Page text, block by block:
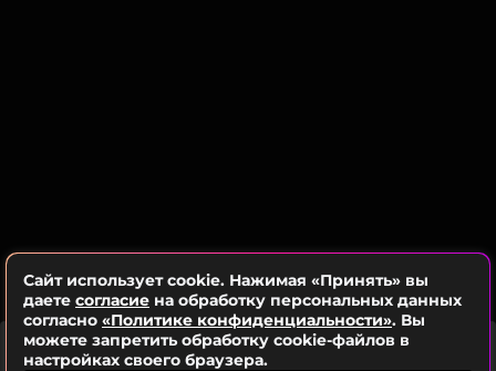
BRUNO MARS
Сайт использует cookie. Нажимая «Принять» вы
даете согласие на обработку персональных данных
согласно «Политике конфиденциальности». Вы
можете запретить обработку cookie-файлов в
настройках своего браузера.